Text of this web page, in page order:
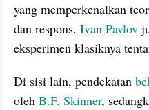
yang memperkenalkan
dan respons. Ivan Pavlov
eksperimen klasiknya
Di sisi lain, pendekatan
oleh B.F. Skinner,